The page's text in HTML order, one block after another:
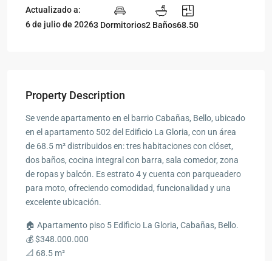
Actualizado a:
6 de julio de 20263 Dormitorios2 Baños68.50
Property Description
Se vende apartamento en el barrio Cabañas, Bello, ubicado
en el apartamento 502 del Edificio La Gloria, con un área
de 68.5 m² distribuidos en: tres habitaciones con clóset,
dos baños, cocina integral con barra, sala comedor, zona
de ropas y balcón. Es estrato 4 y cuenta con parqueadero
para moto, ofreciendo comodidad, funcionalidad y una
excelente ubicación.
🏠 Apartamento piso 5 Edificio La Gloria, Cabañas, Bello.
💰 $348.000.000
📐 68.5 m²